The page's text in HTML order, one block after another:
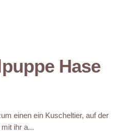
Hase
einen ein Kuscheltier, auf der
ihr a...